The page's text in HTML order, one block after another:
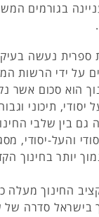
בגורמים
ספרית נעשה
על ידי הרשות
הוא סכום אשר
יסודי, תיכוני
גם בין שלבי
והעל-יסודי,
יותר בחינוך
החינוך מעלה
בישראל סדרה של